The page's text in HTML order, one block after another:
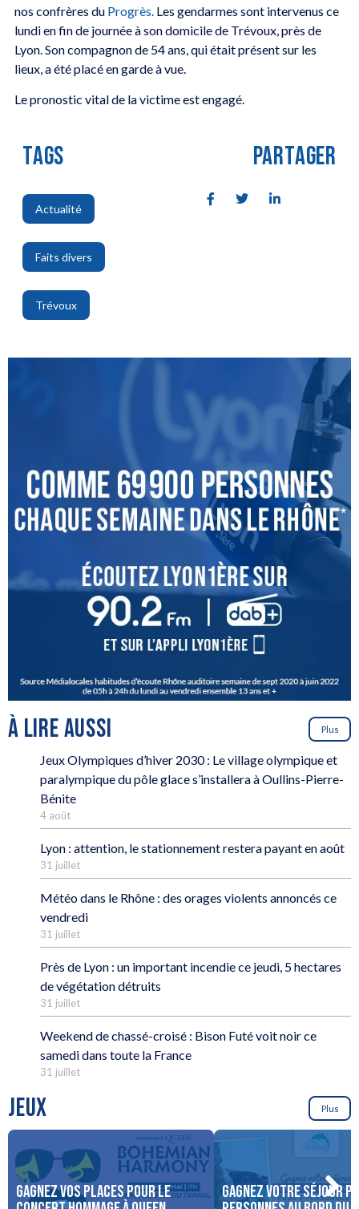
nos confrères du Progrès. Les gendarmes sont intervenus ce
lundi en fin de journée à son domicile de Trévoux, près de
Lyon. Son compagnon de 54 ans, qui était présent sur les
lieux, a été placé en garde à vue.
Le pronostic vital de la victime est engagé.
TAGS
Actualité
,
Faits divers
,
Trévoux
PARTAGER
À LIRE AUSSI Plus
Jeux Olympiques d’hiver 2030 : Le village olympique et
paralympique du pôle glace s’installera à Oullins-Pierre-
Bénite
4 août
Lyon : attention, le stationnement restera payant en août
31 juillet
Météo dans le Rhône : des orages violents annoncés ce
vendredi
31 juillet
Près de Lyon : un important incendie ce jeudi, 5 hectares
de végétation détruits
31 juillet
Weekend de chassé-croisé : Bison Futé voit noir ce
samedi dans toute la France
31 juillet
JEUX Plus
Gagnez vos places pour le
Gagnez votre séjour